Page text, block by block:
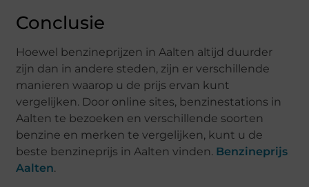
Conclusie
Hoewel benzineprijzen in Aalten altijd duurder
zijn dan in andere steden, zijn er verschillende
manieren waarop u de prijs ervan kunt
vergelijken. Door online sites, benzinestations in
Aalten te bezoeken en verschillende soorten
benzine en merken te vergelijken, kunt u de
beste benzineprijs in Aalten vinden. Benzineprijs
Aalten.